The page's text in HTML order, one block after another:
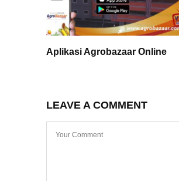
Aplikasi Agrobazaar Online
LEAVE A COMMENT